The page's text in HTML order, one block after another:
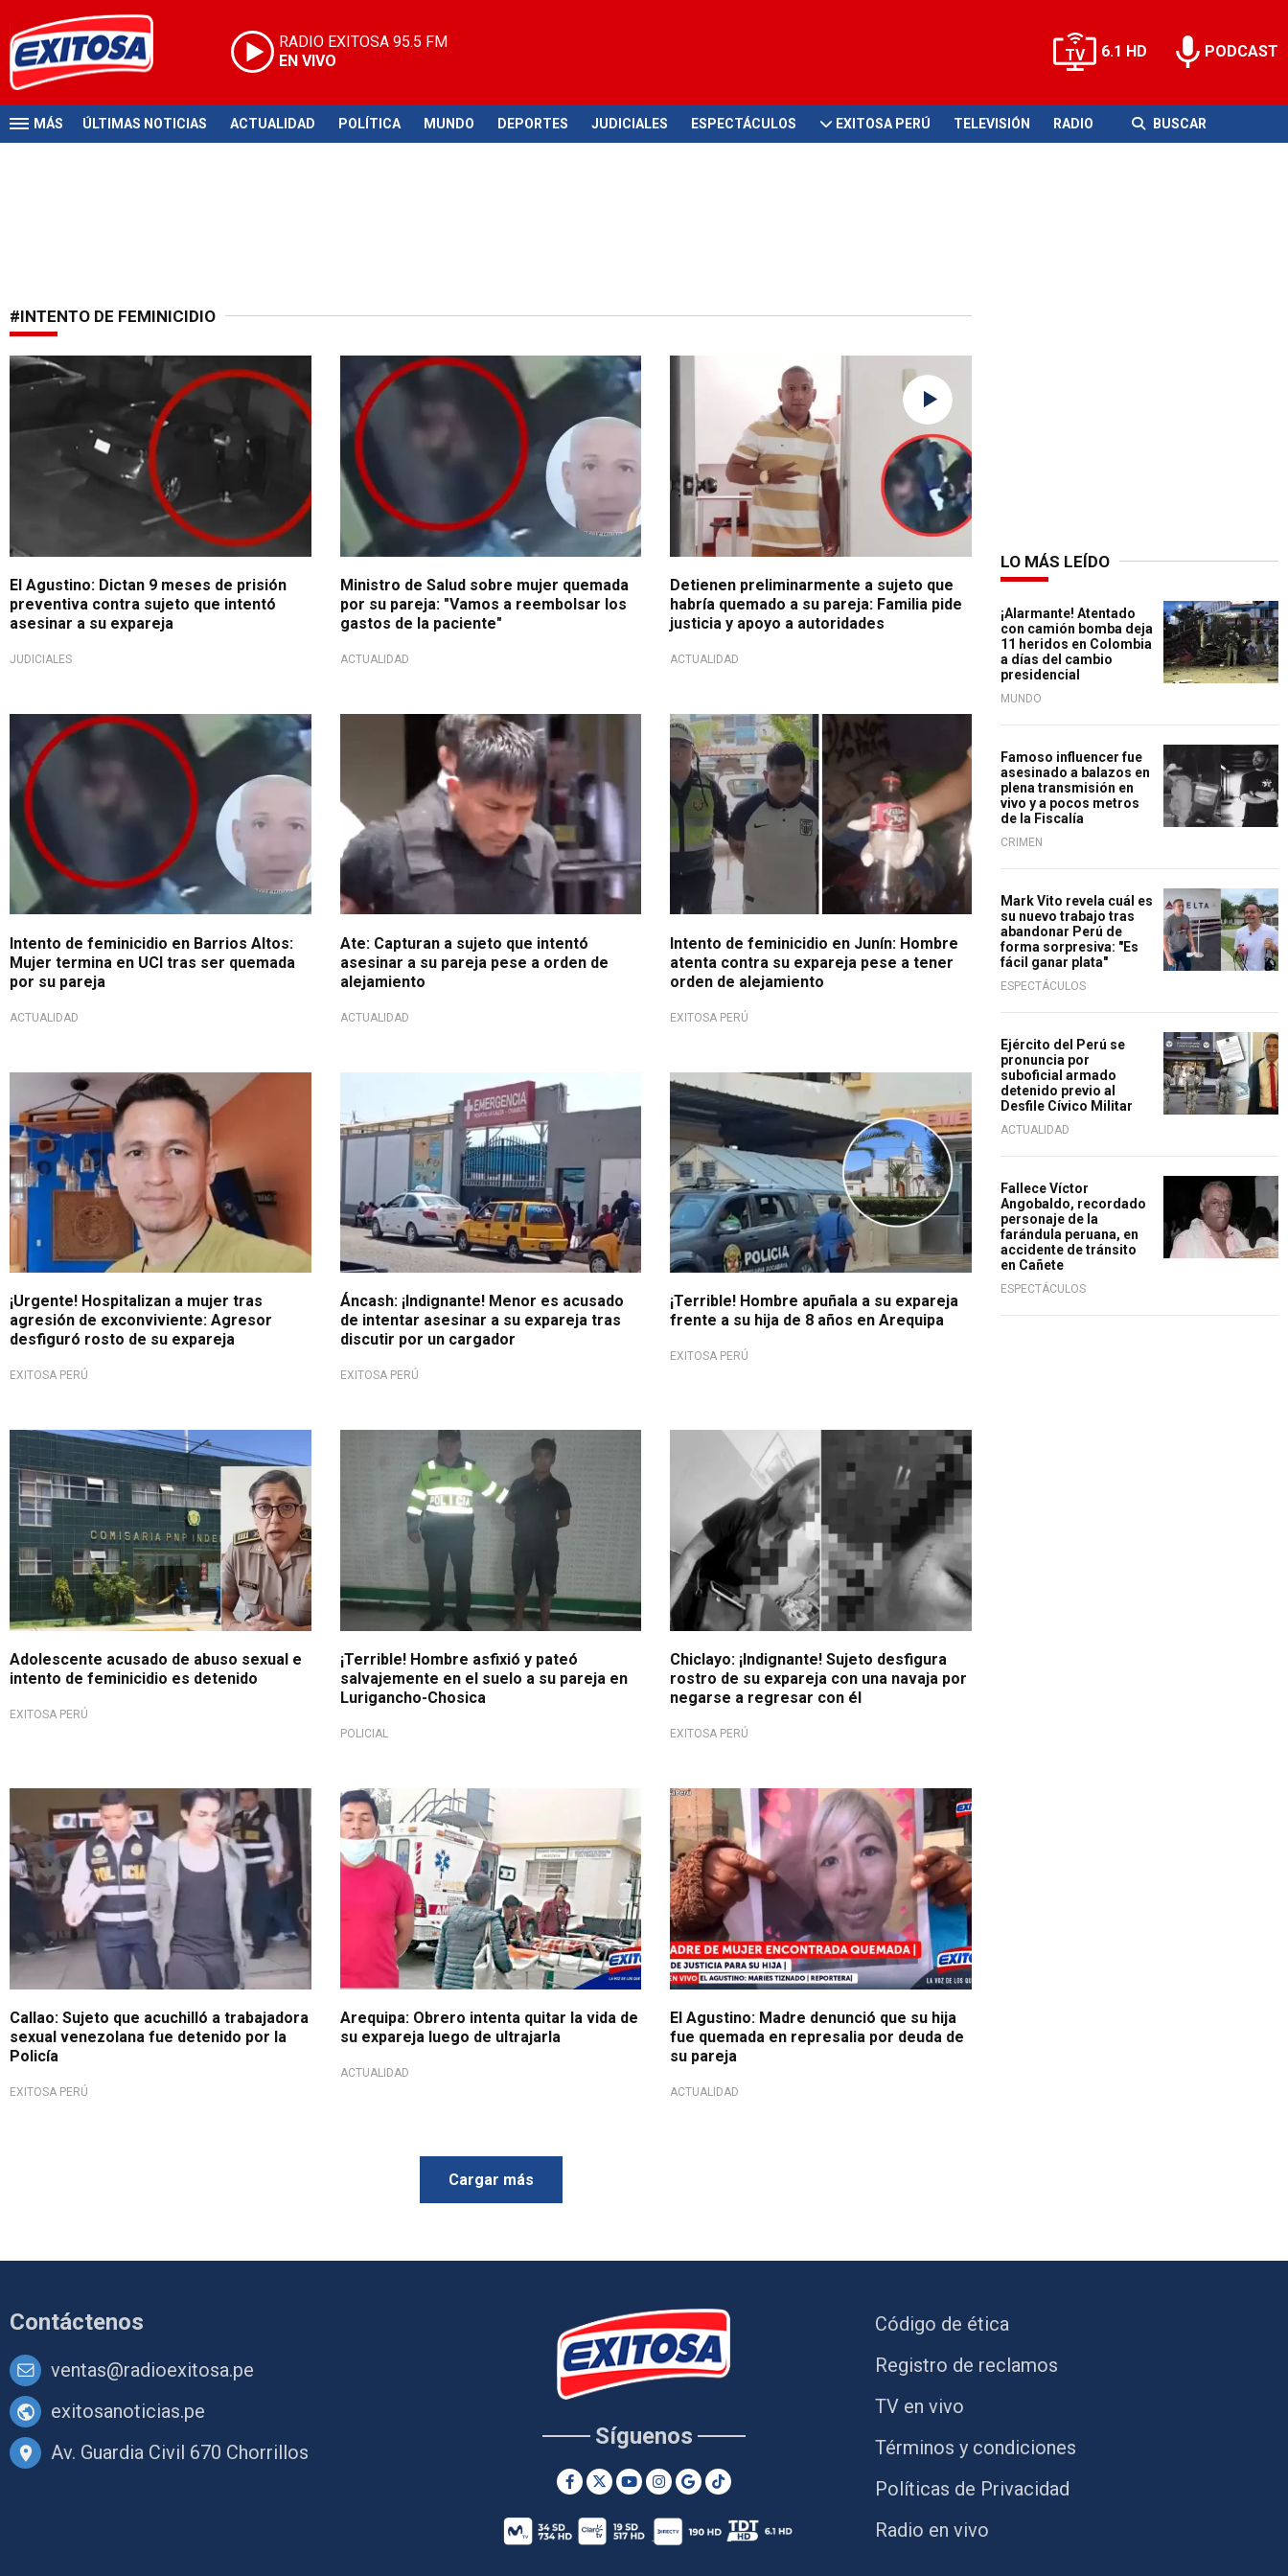
RADIO EXITOSA 95.5 FM
EN VIVO
6.1 HD PODCAST
MÁS ÚLTIMAS NOTICIAS ACTUALIDAD POLÍTICA MUNDO DEPORTES JUDICIALES ESPECTÁCULOS EXITOSA PERÚ TELEVISIÓN RADIO BUSCAR
#INTENTO DE FEMINICIDIO
Orden judicial
El Agustino: Dictan 9 meses de prisión
preventiva contra sujeto que intentó
asesinar a su expareja
JUDICIALES
Rápida reacción
Ministro de Salud sobre mujer quemada
por su pareja: "Vamos a reembolsar los
gastos de la paciente"
ACTUALIDAD
Autoridades toman medidas
Detienen preliminarmente a sujeto que
habría quemado a su pareja: Familia pide
justicia y apoyo a autoridades
ACTUALIDAD
Lamentable
Intento de feminicidio en Barrios Altos:
Mujer termina en UCI tras ser quemada
por su pareja
ACTUALIDAD
Capturan a feminicida
Ate: Capturan a sujeto que intentó
asesinar a su pareja pese a orden de
alejamiento
ACTUALIDAD
Más feminicidio en 2025
Intento de feminicidio en Junín: Hombre
atenta contra su expareja pese a tener
orden de alejamiento
EXITOSA PERÚ
Terrible
¡Urgente! Hospitalizan a mujer tras
agresión de exconviviente: Agresor
desfiguró rosto de su expareja
EXITOSA PERÚ
Áncash: ¡Indignante! Menor es acusado
de intentar asesinar a su expareja tras
discutir por un cargador
EXITOSA PERÚ
¡De no creer!
¡Terrible! Hombre apuñala a su expareja
frente a su hija de 8 años en Arequipa
EXITOSA PERÚ
Piden justicia
Adolescente acusado de abuso sexual e
intento de feminicidio es detenido
EXITOSA PERÚ
¡Terrible! Hombre asfixió y pateó
salvajemente en el suelo a su pareja en
Lurigancho-Chosica
POLICIAL
Violencia contra la Mujer
Chiclayo: ¡Indignante! Sujeto desfigura
rostro de su expareja con una navaja por
negarse a regresar con él
EXITOSA PERÚ
Intento de feminicidio
Callao: Sujeto que acuchilló a trabajadora
sexual venezolana fue detenido por la
Policía
EXITOSA PERÚ
Arequipa: Obrero intenta quitar la vida de
su expareja luego de ultrajarla
ACTUALIDAD
El Agustino: Madre denunció que su hija
fue quemada en represalia por deuda de
su pareja
ACTUALIDAD
Cargar más
LO MÁS LEÍDO
¡Alarmante! Atentado
con camión bomba deja
11 heridos en Colombia
a días del cambio
presidencial
MUNDO
Famoso influencer fue
asesinado a balazos en
plena transmisión en
vivo y a pocos metros
de la Fiscalía
CRIMEN
Mark Vito revela cuál es
su nuevo trabajo tras
abandonar Perú de
forma sorpresiva: "Es
fácil ganar plata"
ESPECTÁCULOS
Ejército del Perú se
pronuncia por
suboficial armado
detenido previo al
Desfile Cívico Militar
ACTUALIDAD
Fallece Víctor
Angobaldo, recordado
personaje de la
farándula peruana, en
accidente de tránsito
en Cañete
ESPECTÁCULOS
Contáctenos
ventas@radioexitosa.pe
exitosanoticias.pe
Av. Guardia Civil 670 Chorrillos
Síguenos
Código de ética
Registro de reclamos
TV en vivo
Términos y condiciones
Políticas de Privacidad
Radio en vivo